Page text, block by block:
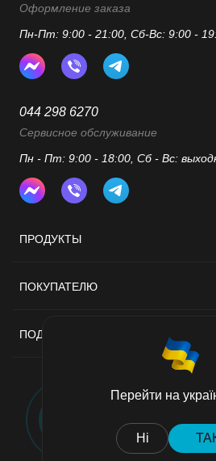
Перейти на
Ні
ПРОДУКТЫ
ПОКУПАТЕЛЮ
ПОДДЕРЖКА
Оформление заказа
Пн-Пт: 9:00 - 21:00, Сб-Вс: 9:00 -
044 298 6270
Сервисное обслуживание
Пн - Пт: 9:00 - 18:00, Сб - Вс:
Договор публичной